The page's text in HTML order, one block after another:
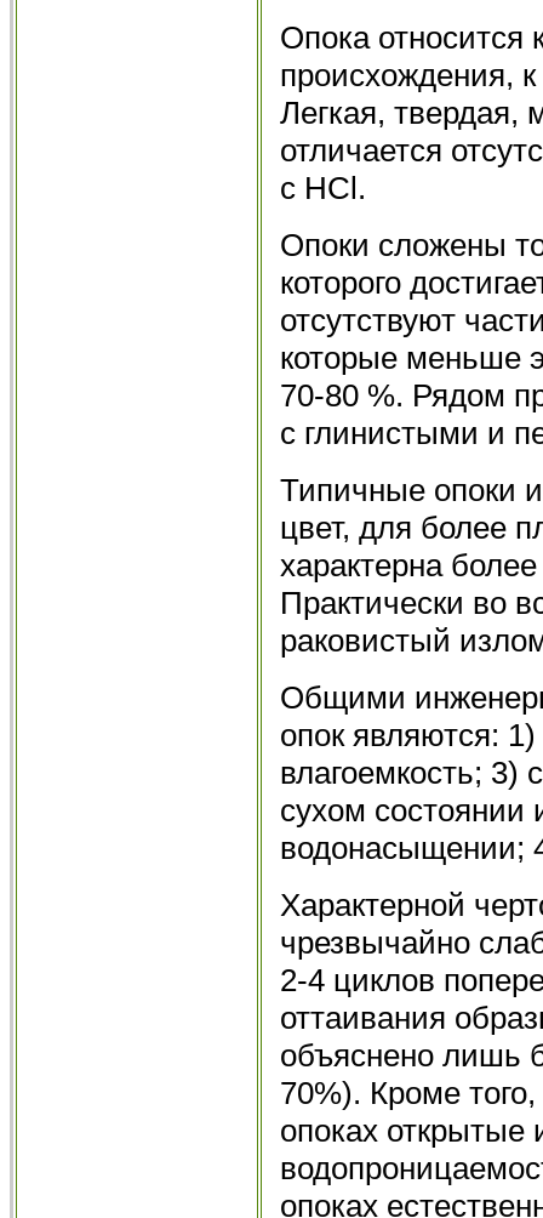
Опока
происхождения,
Легкая, твердая,
отличается
с HCl.
Опоки сложены
которого
отсутствуют
которые меньше
70-80 %. Рядом
с глинистыми и
Типичные опоки
цвет, для более
характерна
Практически во
раковистый
Общими
опок являются:
влагоемкость; 3)
сухом состоянии
водонасыщении;
Характерной
чрезвычайно
2-4 циклов
оттаивания
объяснено лишь
70%). Кроме
опоках открытые
опоках